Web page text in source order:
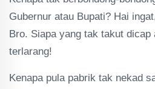
Gubernur atau Bupati? Hai
Bro. Siapa yang tak takut dicap
terlarang!
Kenapa pula pabrik tak nekad